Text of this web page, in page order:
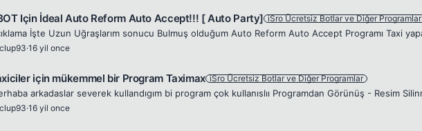
Için İdeal Auto Reform Auto Accept!!! [ Auto Party] iSro Ücretsiz Botlar ve Diğer Programlar
clup93·16 yil once
için mükemmel bir Program Taximax iSro Ücretsiz Botlar ve Diğer Programlar
clup93·16 yil once